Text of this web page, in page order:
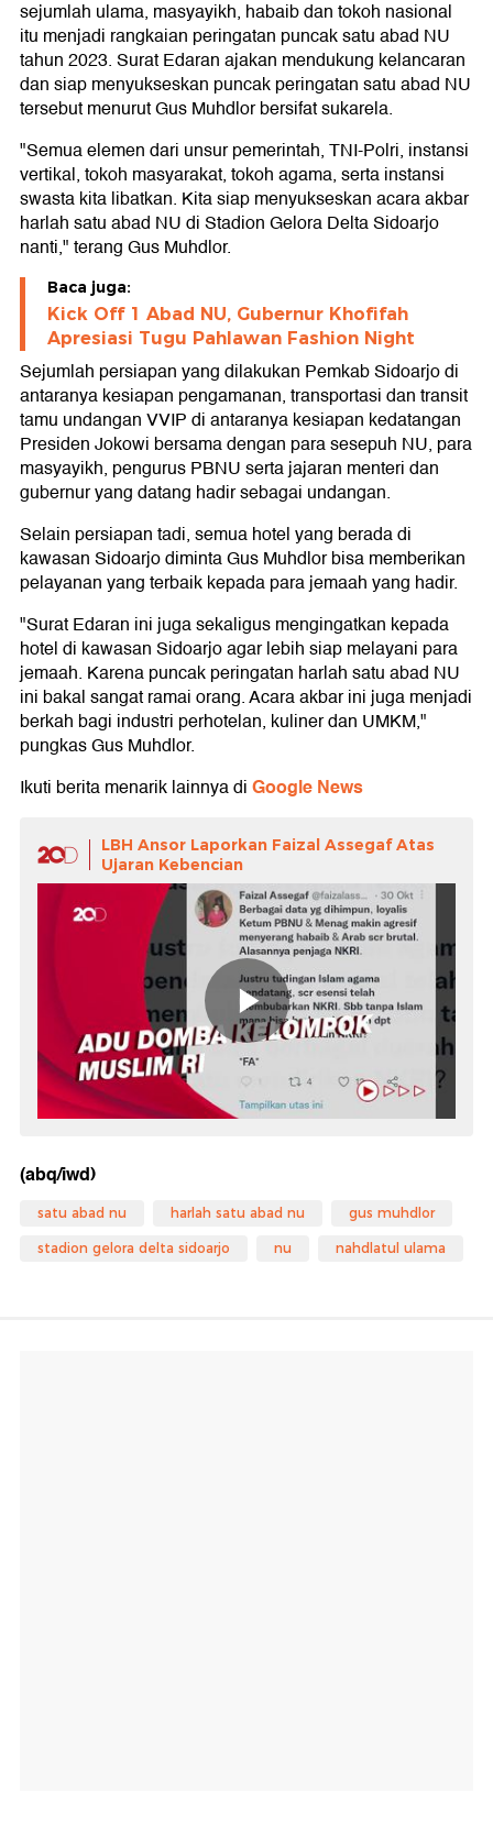
sejumlah ulama, masyayikh, habaib dan tokoh nasional
itu menjadi rangkaian peringatan puncak satu abad NU
tahun 2023. Surat Edaran ajakan mendukung kelancaran
dan siap menyukseskan puncak peringatan satu abad NU
tersebut menurut Gus Muhdlor bersifat sukarela.
"Semua elemen dari unsur pemerintah, TNI-Polri, instansi
vertikal, tokoh masyarakat, tokoh agama, serta instansi
swasta kita libatkan. Kita siap menyukseskan acara akbar
harlah satu abad NU di Stadion Gelora Delta Sidoarjo
nanti," terang Gus Muhdlor.
Baca juga:
Kick Off 1 Abad NU, Gubernur Khofifah
Apresiasi Tugu Pahlawan Fashion Night
Sejumlah persiapan yang dilakukan Pemkab Sidoarjo di
antaranya kesiapan pengamanan, transportasi dan transit
tamu undangan VVIP di antaranya kesiapan kedatangan
Presiden Jokowi bersama dengan para sesepuh NU, para
masyayikh, pengurus PBNU serta jajaran menteri dan
gubernur yang datang hadir sebagai undangan.
Selain persiapan tadi, semua hotel yang berada di
kawasan Sidoarjo diminta Gus Muhdlor bisa memberikan
pelayanan yang terbaik kepada para jemaah yang hadir.
"Surat Edaran ini juga sekaligus mengingatkan kepada
hotel di kawasan Sidoarjo agar lebih siap melayani para
jemaah. Karena puncak peringatan harlah satu abad NU
ini bakal sangat ramai orang. Acara akbar ini juga menjadi
berkah bagi industri perhotelan, kuliner dan UMKM,"
pungkas Gus Muhdlor.
Ikuti berita menarik lainnya diGoogle News
LBH Ansor Laporkan Faizal Assegaf Atas
Ujaran Kebencian
(abq/iwd)
satu abad nu harlah satu abad nu gus muhdlor
stadion gelora delta sidoarjo nu nahdlatul ulama